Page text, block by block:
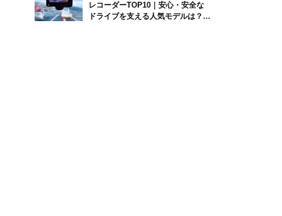
レコーダーTOP10｜安心・安全な
ドライブを支える人気モデルは？